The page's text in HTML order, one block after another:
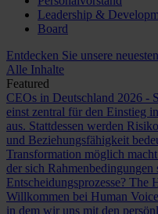
Leadership &
Board
Entdecken Sie unsere
Alle Inhalte
Featured
CEOs in Deutschland 2026 -
einst zentral für den Einstieg
aus. Stattdessen werden
und Beziehungsfähigkeit
Transformation möglich macht
der sich Rahmenbedingungen
Entscheidungsprozesse? The
Willkommen bei Human
in dem wir uns mit den